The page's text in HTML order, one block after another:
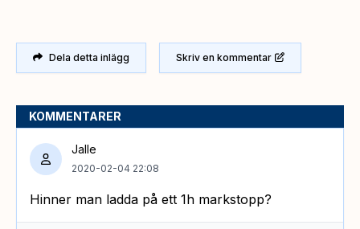
Dela detta inlägg Skriv en kommentar
KOMMENTARER
Jalle
2020-02-04 22:08
Hinner man ladda på ett 1h markstopp?